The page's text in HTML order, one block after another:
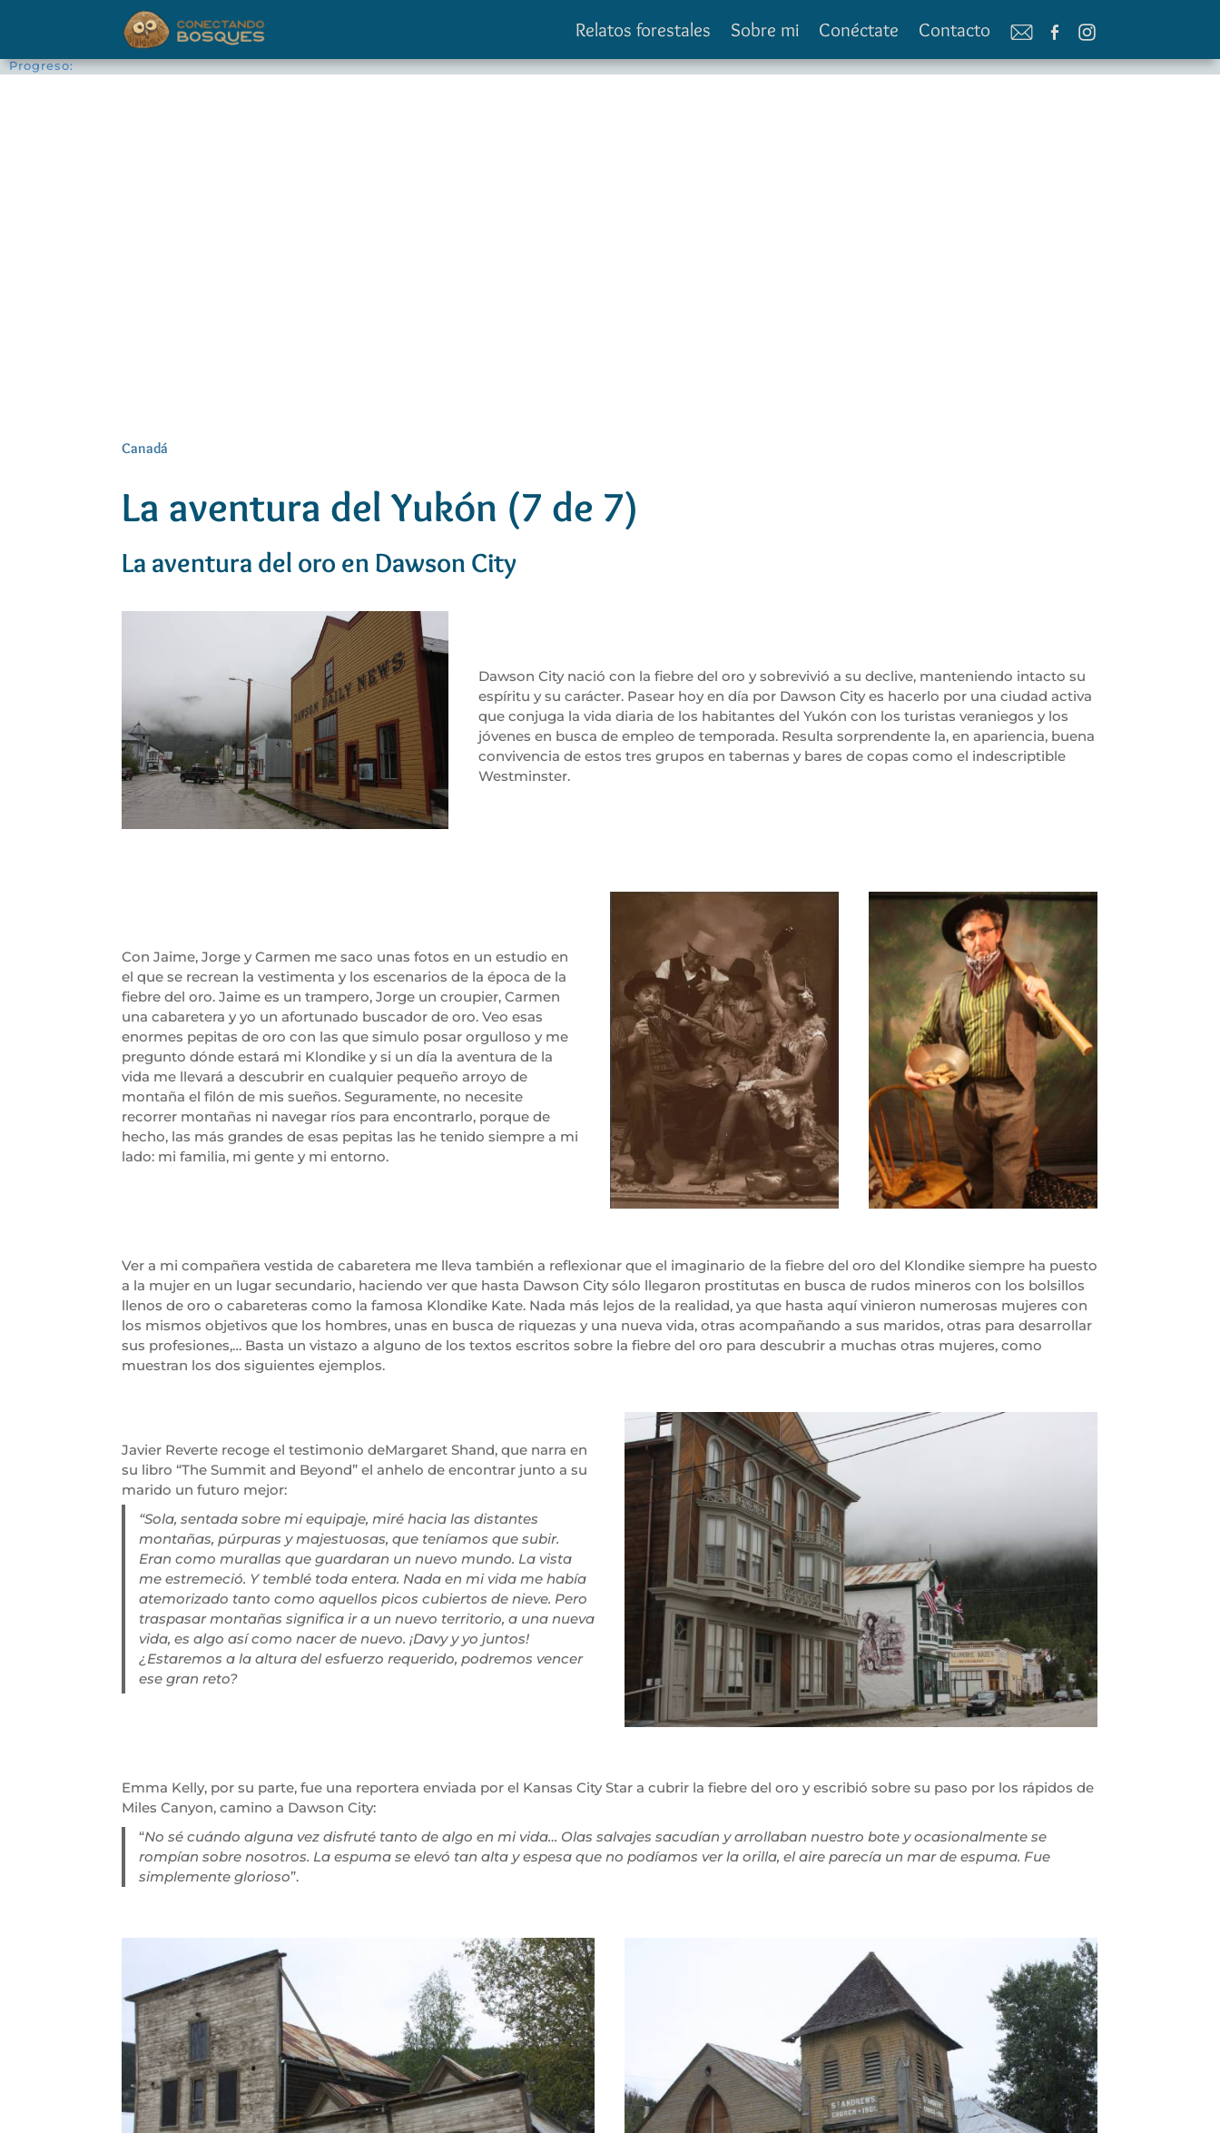
Relatos forestales Sobre mi Conéctate Contacto
Progreso:
Canadá
La aventura del Yukón (7 de 7)
La aventura del oro en Dawson City
Dawson City nació con la fiebre del oro y sobrevivió a su declive, manteniendo intacto su
espíritu y su carácter. Pasear hoy en día por Dawson City es hacerlo por una ciudad activa
que conjuga la vida diaria de los habitantes del Yukón con los turistas veraniegos y los
jóvenes en busca de empleo de temporada. Resulta sorprendente la, en apariencia, buena
convivencia de estos tres grupos en tabernas y bares de copas como el indescriptible
Westminster.
Con Jaime, Jorge y Carmen me saco unas fotos en un estudio en
el que se recrean la vestimenta y los escenarios de la época de la
fiebre del oro. Jaime es un trampero, Jorge un croupier, Carmen
una cabaretera y yo un afortunado buscador de oro. Veo esas
enormes pepitas de oro con las que simulo posar orgulloso y me
pregunto dónde estará mi Klondike y si un día la aventura de la
vida me llevará a descubrir en cualquier pequeño arroyo de
montaña el filón de mis sueños. Seguramente, no necesite
recorrer montañas ni navegar ríos para encontrarlo, porque de
hecho, las más grandes de esas pepitas las he tenido siempre a mi
lado: mi familia, mi gente y mi entorno.
Ver a mi compañera vestida de cabaretera me lleva también a reflexionar que el imaginario de la fiebre del oro del Klondike siempre ha puesto
a la mujer en un lugar secundario, haciendo ver que hasta Dawson City sólo llegaron prostitutas en busca de rudos mineros con los bolsillos
llenos de oro o cabareteras como la famosa Klondike Kate. Nada más lejos de la realidad, ya que hasta aquí vinieron numerosas mujeres con
los mismos objetivos que los hombres, unas en busca de riquezas y una nueva vida, otras acompañando a sus maridos, otras para desarrollar
sus profesiones,… Basta un vistazo a alguno de los textos escritos sobre la fiebre del oro para descubrir a muchas otras mujeres, como
muestran los dos siguientes ejemplos.
Javier Reverte recoge el testimonio deMargaret Shand, que narra en
su libro “The Summit and Beyond” el anhelo de encontrar junto a su
marido un futuro mejor:
“Sola, sentada sobre mi equipaje, miré hacia las distantes
montañas, púrpuras y majestuosas, que teníamos que subir.
Eran como murallas que guardaran un nuevo mundo. La vista
me estremeció. Y temblé toda entera. Nada en mi vida me había
atemorizado tanto como aquellos picos cubiertos de nieve. Pero
traspasar montañas significa ir a un nuevo territorio, a una nueva
vida, es algo así como nacer de nuevo. ¡Davy y yo juntos!
¿Estaremos a la altura del esfuerzo requerido, podremos vencer
ese gran reto?
Emma Kelly, por su parte, fue una reportera enviada por el Kansas City Star a cubrir la fiebre del oro y escribió sobre su paso por los rápidos de
Miles Canyon, camino a Dawson City:
“No sé cuándo alguna vez disfruté tanto de algo en mi vida… Olas salvajes sacudían y arrollaban nuestro bote y ocasionalmente se
rompían sobre nosotros. La espuma se elevó tan alta y espesa que no podíamos ver la orilla, el aire parecía un mar de espuma. Fue
simplemente glorioso”.